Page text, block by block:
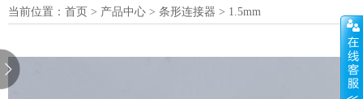
当前位置： 首页 > 产品中心 > 条形连接器 > 1.5mm